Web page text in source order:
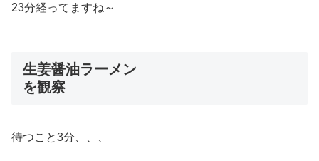
23分経ってますね～
生姜醤油ラーメン
を観察
待つこと3分、、、